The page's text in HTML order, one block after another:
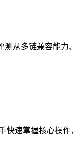
从多链兼容能
速掌握核心操